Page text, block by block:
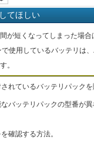
てほしい
が短くなってしまった場
使用しているバッテリは
。
れているバッテリパック
バッテリパックの型番が
確認する方法。